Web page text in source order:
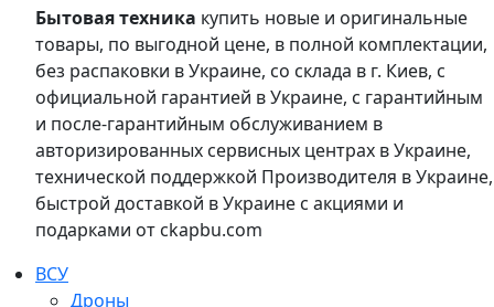
Бытовая техника купить новые и оригинальные
товары, по выгодной цене, в полной комплектации,
без распаковки в Украине, со склада в г. Киев, с
официальной гарантией в Украине, с гарантийным
и после-гарантийным обслуживанием в
авторизированных сервисных центрах в Украине,
технической поддержкой Производителя в Украине,
быстрой доставкой в Украине с акциями и
подарками от ckapbu.com
ВСУ
Дроны